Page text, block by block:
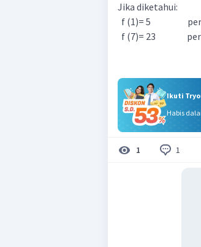
Jika diketahui:
f (1)= 5
f (7)= 23
Ikuti
Habis
1 1